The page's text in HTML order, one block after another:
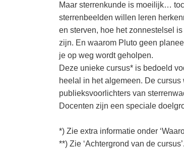
Maar sterrenkunde is moeilijk…
sterrenbeelden willen leren
en sterven, hoe het zonnestelsel
zijn. En waarom Pluto geen
je op weg wordt geholpen.
Deze unieke cursus* is bedoeld
heelal in het algemeen. De cursus
publieksvoorlichters van
Docenten zijn een speciale
*) Zie extra informatie onder
**) Zie ‘Achtergrond van de cursus’.